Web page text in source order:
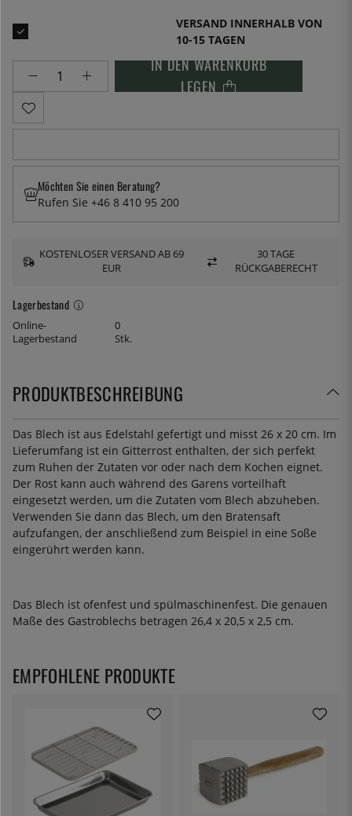
VERSAND INNERHALB VON
10-15 TAGEN
IN DEN WARENKORB
LEGEN
Lagerbestand
Online-
Lagerbestand
0
Stk.
Möchten Sie einen Beratung?
Rufen Sie +46 8 410 95 200
KOSTENLOSER VERSAND AB 69
EUR
30 TAGE
RÜCKGABERECHT
PRODUKTBESCHREIBUNG
Das Blech ist aus Edelstahl gefertigt und misst 26 x 20 cm. Im
Lieferumfang ist ein Gitterrost enthalten, der sich perfekt
zum Ruhen der Zutaten vor oder nach dem Kochen eignet.
Der Rost kann auch während des Garens vorteilhaft
eingesetzt werden, um die Zutaten vom Blech abzuheben.
Verwenden Sie dann das Blech, um den Bratensaft
aufzufangen, der anschließend zum Beispiel in eine Soße
eingerührt werden kann.
Das Blech ist ofenfest und spülmaschinenfest. Die genauen
Maße des Gastroblechs betragen 26,4 x 20,5 x 2,5 cm.
EMPFOHLENE PRODUKTE